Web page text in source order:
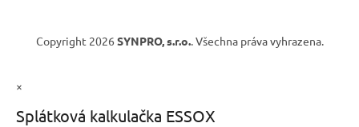
Copyright 2026 SYNPRO, s.r.o.. Všechna práva vyhrazena.
×
Splátková kalkulačka ESSOX